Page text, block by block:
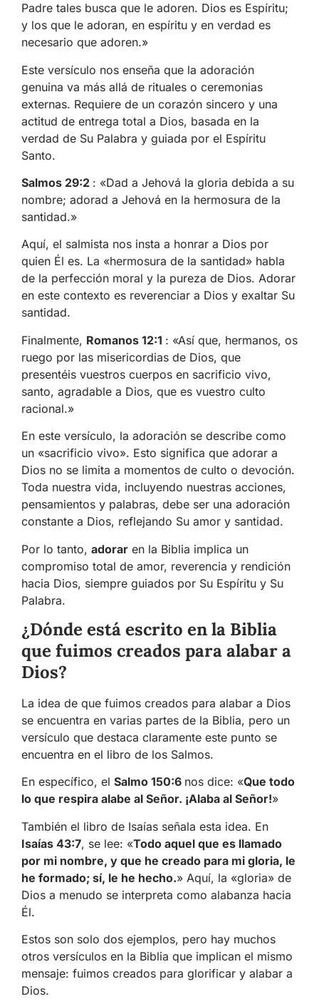
Padre tales busca que le adoren. Dios es Espíritu;
y los que le adoran, en espíritu y en verdad es
necesario que adoren.»
Este versículo nos enseña que la adoración
genuina va más allá de rituales o ceremonias
externas. Requiere de un corazón sincero y una
actitud de entrega total a Dios, basada en la
verdad de Su Palabra y guiada por el Espíritu
Santo.
Salmos 29:2 : «Dad a Jehová la gloria debida a su
nombre; adorad a Jehová en la hermosura de la
santidad.»
Aquí, el salmista nos insta a honrar a Dios por
quien Él es. La «hermosura de la santidad» habla
de la perfección moral y la pureza de Dios. Adorar
en este contexto es reverenciar a Dios y exaltar Su
santidad.
Finalmente, Romanos 12:1 : «Así que, hermanos, os
ruego por las misericordias de Dios, que
presentéis vuestros cuerpos en sacrificio vivo,
santo, agradable a Dios, que es vuestro culto
racional.»
En este versículo, la adoración se describe como
un «sacrificio vivo». Esto significa que adorar a
Dios no se limita a momentos de culto o devoción.
Toda nuestra vida, incluyendo nuestras acciones,
pensamientos y palabras, debe ser una adoración
constante a Dios, reflejando Su amor y santidad.
Por lo tanto, adorar en la Biblia implica un
compromiso total de amor, reverencia y rendición
hacia Dios, siempre guiados por Su Espíritu y Su
Palabra.
¿Dónde está escrito en la Biblia
que fuimos creados para alabar a
Dios?
La idea de que fuimos creados para alabar a Dios
se encuentra en varias partes de la Biblia, pero un
versículo que destaca claramente este punto se
encuentra en el libro de los Salmos.
En específico, el Salmo 150:6 nos dice: «Que todo
lo que respira alabe al Señor. ¡Alaba al Señor!»
También el libro de Isaías señala esta idea. En
Isaías 43:7, se lee: «Todo aquel que es llamado
por mi nombre, y que he creado para mi gloria, le
he formado; sí, le he hecho.» Aquí, la «gloria» de
Dios a menudo se interpreta como alabanza hacia
Él.
Estos son solo dos ejemplos, pero hay muchos
otros versículos en la Biblia que implican el mismo
mensaje: fuimos creados para glorificar y alabar a
Dios.